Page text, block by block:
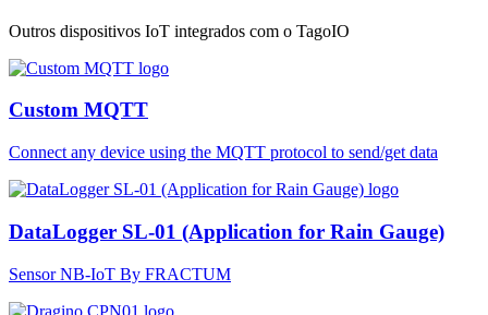
Outros dispositivos IoT integrados com o TagoIO
Custom MQTT
Connect any device using the MQTT protocol to send/get data
DataLogger SL-01 (Application for Rain Gauge)
Sensor NB-IoT By FRACTUM